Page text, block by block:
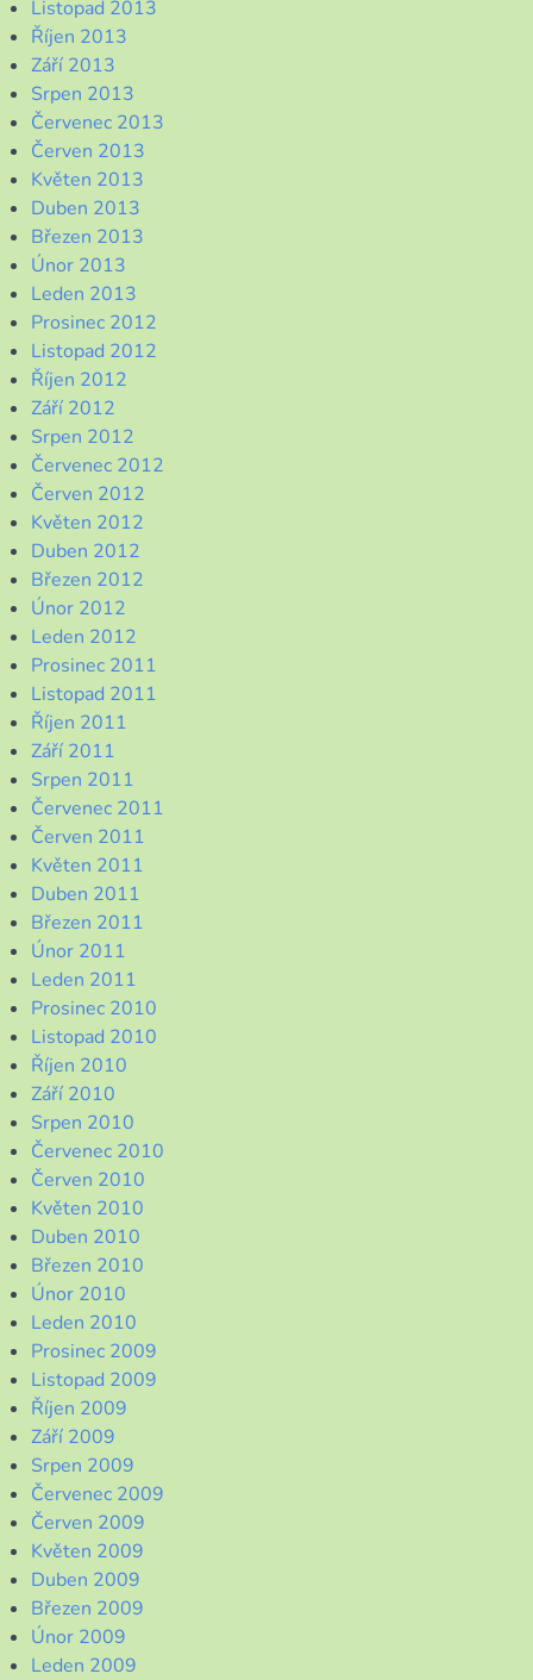
Listopad 2013
Říjen 2013
Září 2013
Srpen 2013
Červenec 2013
Červen 2013
Květen 2013
Duben 2013
Březen 2013
Únor 2013
Leden 2013
Prosinec 2012
Listopad 2012
Říjen 2012
Září 2012
Srpen 2012
Červenec 2012
Červen 2012
Květen 2012
Duben 2012
Březen 2012
Únor 2012
Leden 2012
Prosinec 2011
Listopad 2011
Říjen 2011
Září 2011
Srpen 2011
Červenec 2011
Červen 2011
Květen 2011
Duben 2011
Březen 2011
Únor 2011
Leden 2011
Prosinec 2010
Listopad 2010
Říjen 2010
Září 2010
Srpen 2010
Červenec 2010
Červen 2010
Květen 2010
Duben 2010
Březen 2010
Únor 2010
Leden 2010
Prosinec 2009
Listopad 2009
Říjen 2009
Září 2009
Srpen 2009
Červenec 2009
Červen 2009
Květen 2009
Duben 2009
Březen 2009
Únor 2009
Leden 2009